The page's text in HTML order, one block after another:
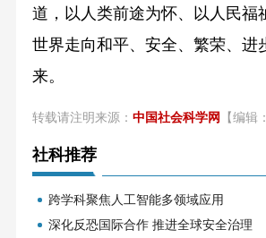
道，以人类前途为怀、以人民福
世界走向和平、安全、繁荣、进
来。
转载请注明来源： 中国社会科学网 【编辑
社科推荐
跨学科聚焦人工智能多领域应用
深化反恐国际合作 推进全球安全治理